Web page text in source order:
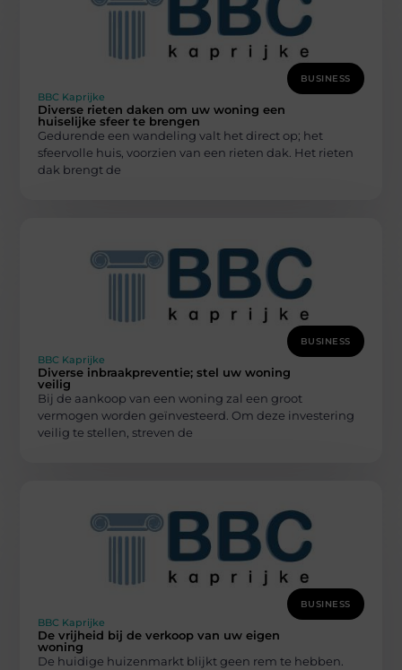
BUSINESS
BBC Kaprijke
Diverse rieten daken om uw woning een
huiselijke sfeer te brengen
Gedurende een wandeling valt het direct op; het
sfeervolle huis, voorzien van een rieten dak. Het rieten
dak brengt de
BUSINESS
BBC Kaprijke
Diverse inbraakpreventie; stel uw woning
veilig
Bij de aankoop van een woning zal een groot
vermogen worden geïnvesteerd. Om deze investering
veilig te stellen, streven de
BUSINESS
BBC Kaprijke
De vrijheid bij de verkoop van uw eigen
woning
De huidige huizenmarkt blijkt geen rem te hebben.